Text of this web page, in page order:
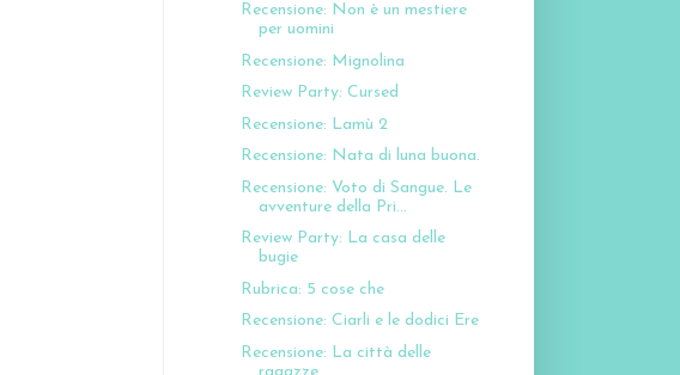
Recensione: Non è un mestiere
per uomini
Recensione: Mignolina
Review Party: Cursed
Recensione: Lamù 2
Recensione: Nata di luna buona.
Recensione: Voto di Sangue. Le
avventure della Pri...
Review Party: La casa delle
bugie
Rubrica: 5 cose che
Recensione: Ciarli e le dodici Ere
Recensione: La città delle